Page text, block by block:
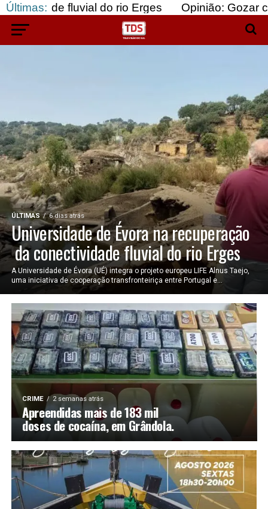
Últimas:
do rio Erges Opinião: Gozar com doentes e
ÚLTIMAS 6 dias atrás
Universidade de Évora na recuperação
da conectividade fluvial do rio Erges
A Universidade de Évora (UÉ) integra o projeto europeu LIFE Alnus Taejo,
uma iniciativa de cooperação transfronteiriça entre Portugal e...
CRIME 2 semanas atrás
Apreendidas mais de 183 mil
doses de cocaína, em Grândola.